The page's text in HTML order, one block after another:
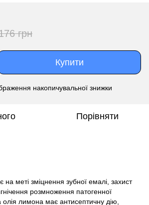
грн
Купити
накопичувальної знижки
Порівняти
на меті зміцнення зубної емалі, захист
розмноження патогенної
лимона має антисептичну дію,